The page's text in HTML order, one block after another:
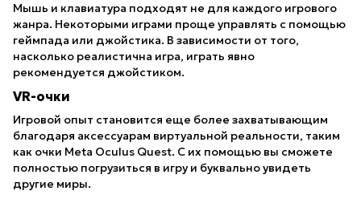
Мышь и клавиатура подходят не для каждого игрового
жанра. Некоторыми играми проще управлять с помощью
геймпада или джойстика. В зависимости от того,
насколько реалистична игра, играть явно
рекомендуется джойстиком.
VR-очки
Игровой опыт становится еще более захватывающим
благодаря аксессуарам виртуальной реальности, таким
как очки Meta Oculus Quest. С их помощью вы сможете
полностью погрузиться в игру и буквально увидеть
другие миры.